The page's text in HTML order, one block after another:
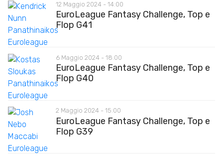
12 Maggio 2024 - 14:00
EuroLeague Fantasy Challenge, Top e
Flop G41
6 Maggio 2024 - 18:00
EuroLeague Fantasy Challenge, Top e
Flop G40
2 Maggio 2024 - 15:00
EuroLeague Fantasy Challenge, Top e
Flop G39